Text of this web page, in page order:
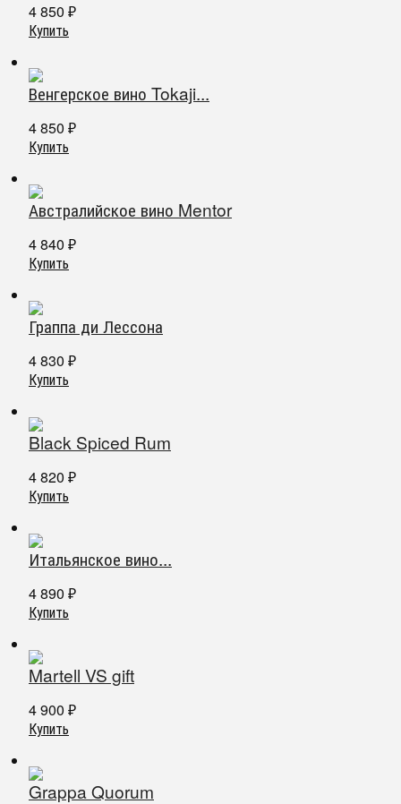
4 850 ₽
Купить
Венгерское вино Tokaji...
4 850 ₽
Купить
Австралийское вино Mentor
4 840 ₽
Купить
Граппа ди Лессона
4 830 ₽
Купить
Black Spiced Rum
4 820 ₽
Купить
Итальянское вино...
4 890 ₽
Купить
Martell VS gift
4 900 ₽
Купить
Grappa Quorum